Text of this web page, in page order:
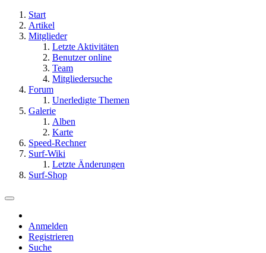
Start
Artikel
Mitglieder
Letzte Aktivitäten
Benutzer online
Team
Mitgliedersuche
Forum
Unerledigte Themen
Galerie
Alben
Karte
Speed-Rechner
Surf-Wiki
Letzte Änderungen
Surf-Shop
Anmelden
Registrieren
Suche